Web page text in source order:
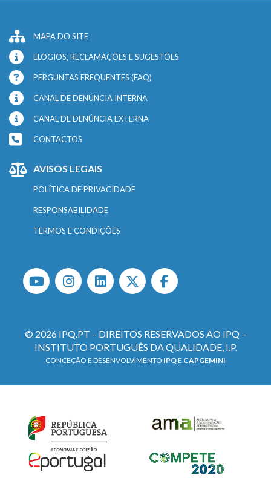
MAPA DO SITE
ELOGIOS, RECLAMAÇÕES E SUGESTÕES
PERGUNTAS FREQUENTES (FAQ)
CANAL DE DENÚNCIA INTERNA
CANAL DE DENÚNCIA EXTERNA
CONTACTOS
AVISOS LEGAIS
POLÍTICA DE PRIVACIDADE
RESPONSABILIDADE
TERMOS E CONDIÇÕES
© 2026 IPQ.PT – DIREITOS RESERVADOS AO IPQ –
INSTITUTO PORTUGUÊS DA QUALIDADE, I.P.
CONCEÇÃO E DESENVOLVIMENTO IPQE CAPGEMINI